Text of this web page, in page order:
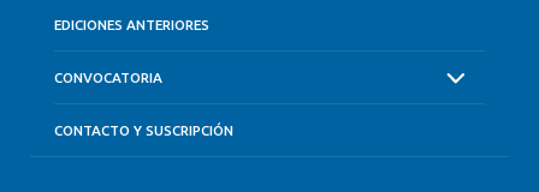
EDICIONES ANTERIORES
CONVOCATORIA
CONTACTO Y SUSCRIPCIÓN